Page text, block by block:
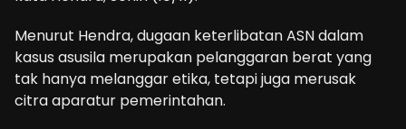
Menurut Hendra, dugaan keterlibatan ASN dalam
kasus asusila merupakan pelanggaran berat yang
tak hanya melanggar etika, tetapi juga merusak
citra aparatur pemerintahan.